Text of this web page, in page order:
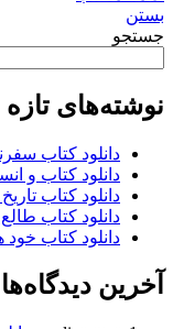
بستن
جستجو
نوشته‌های تازه
دانلود کتاب
دانلود کتاب و
دانلود کتاب
دانلود کتاب
دانلود کتاب خود
آخرین دیدگاه‌ها